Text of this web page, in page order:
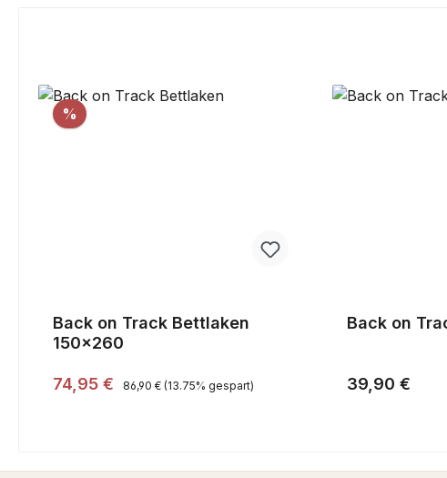
% Rabatt
Back on Track Bettlaken
150x260
Verkaufspreis:
74,95 € Regulärer Preis:
86,90 € (13.75% gespart)
Back on
Regulärer
39,90 €